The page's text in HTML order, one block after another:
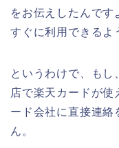
をお伝えしたんです
すぐに利用できるよ
というわけで、もし
店で楽天カードが使
ード会社に直接連絡
ん。